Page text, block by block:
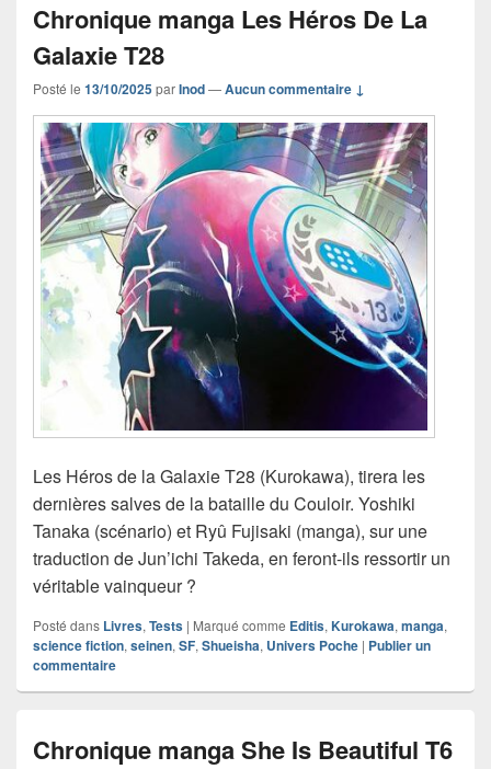
Chronique manga Les Héros De La
Galaxie T28
Posté le 13/10/2025parInod—Aucun commentaire ↓
Les Héros de la Galaxie T28 (Kurokawa), tirera les
dernières salves de la bataille du Couloir. Yoshiki
Tanaka (scénario) et Ryû Fujisaki (manga), sur une
traduction de Jun’ichi Takeda, en feront-ils ressortir un
véritable vainqueur ?
Posté dans Livres, Tests | Marqué comme Editis, Kurokawa, manga,
science fiction, seinen, SF, Shueisha, Univers Poche | Publier un
commentaire
Chronique manga She Is Beautiful T6